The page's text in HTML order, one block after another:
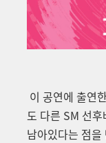
이 공연에 출연
도 다른 SM 선
남아있다는 점